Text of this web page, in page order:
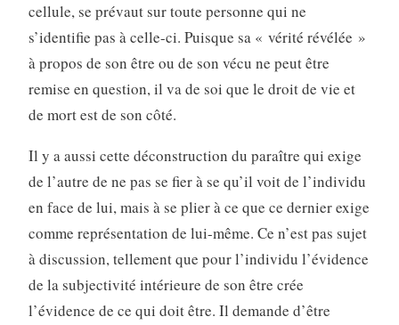
cellule, se prévaut sur toute personne qui ne
s’identifie pas à celle-ci. Puisque sa « vérité révélée »
à propos de son être ou de son vécu ne peut être
remise en question, il va de soi que le droit de vie et
de mort est de son côté.
Il y a aussi cette déconstruction du paraître qui exige
de l’autre de ne pas se fier à se qu’il voit de l’individu
en face de lui, mais à se plier à ce que ce dernier exige
comme représentation de lui-même. Ce n’est pas sujet
à discussion, tellement que pour l’individu l’évidence
de la subjectivité intérieure de son être crée
l’évidence de ce qui doit être. Il demande d’être